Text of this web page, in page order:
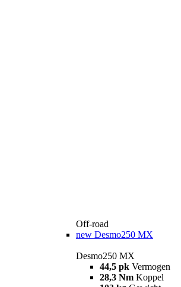
Off-road
new Desmo250 MX
Desmo250 MX
44,5 pk Vermogen
28,3 Nm Koppel